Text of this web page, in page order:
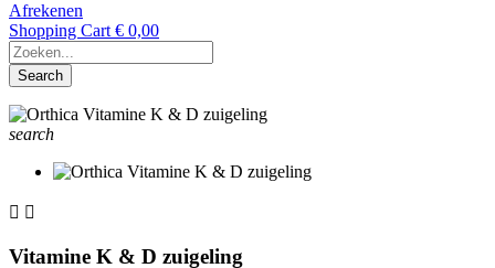
Afrekenen
Shopping Cart € 0,00
Search
search
 
Vitamine K & D zuigeling